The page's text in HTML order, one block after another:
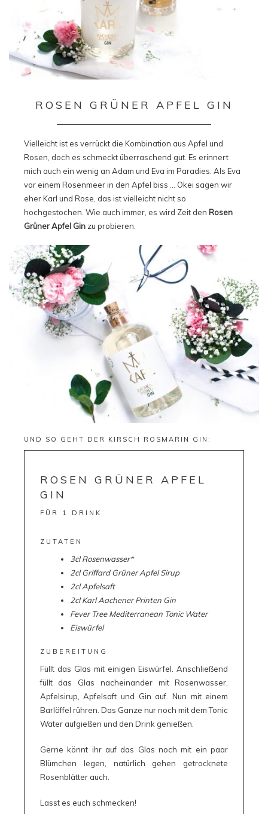
ROSEN GRÜNER APFEL GIN
Vielleicht ist es verrückt die Kombination aus Apfel und
Rosen, doch es schmeckt überraschend gut. Es erinnert
mich auch ein wenig an Adam und Eva im Paradies. Als Eva
vor einem Rosenmeer in den Apfel biss … Okei sagen wir
eher Karl und Rose, das ist vielleicht nicht so
hochgestochen. Wie auch immer, es wird Zeit den Rosen
Grüner Apfel Gin zu probieren.
UND SO GEHT DER KIRSCH ROSMARIN GIN:
ROSEN GRÜNER APFEL
GIN
FÜR 1 DRINK
ZUTATEN
3cl Rosenwasser*
2cl Griffard Grüner Apfel Sirup
2cl Apfelsaft
2cl Karl Aachener Printen Gin
Fever Tree Mediterranean Tonic Water
Eiswürfel
ZUBEREITUNG
Füllt das Glas mit einigen Eiswürfel. Anschließend
füllt das Glas nacheinander mit Rosenwasser,
Apfelsirup, Apfelsaft und Gin auf. Nun mit einem
Barlöffel rühren. Das Ganze nur noch mit dem Tonic
Water aufgießen und den Drink genießen.
Gerne könnt ihr auf das Glas noch mit ein paar
Blümchen legen, natürlich gehen getrocknete
Rosenblätter auch.
Lasst es euch schmecken!